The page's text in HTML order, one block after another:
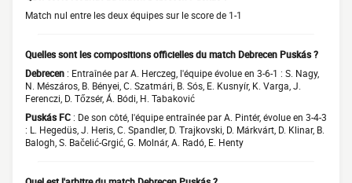
Match nul entre les deux équipes sur le score de 1-1
Quelles sont les compositions officielles du match Debrecen Puskás ?
Debrecen : Entraînée par A. Herczeg, l'équipe évolue en 3-6-1 : S. Nagy,
N. Mészáros, B. Bényei, C. Szatmári, B. Sós, E. Kusnyír, K. Varga, J.
Ferenczi, D. Tőzsér, Á. Bódi, H. Tabaković
Puskás FC : De son côté, l'équipe entraînée par A. Pintér, évolue en 3-4-3
: L. Hegedüs, J. Heris, C. Spandler, D. Trajkovski, D. Márkvárt, D. Klinar, B.
Balogh, S. Bačelić-Grgić, G. Molnár, A. Radó, E. Henty